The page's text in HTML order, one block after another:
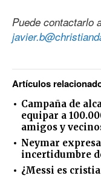
Puede contactarlo
Artículos
Campaña de
equipar a
amigos y
Neymar
incertidumbre
¿Messi es